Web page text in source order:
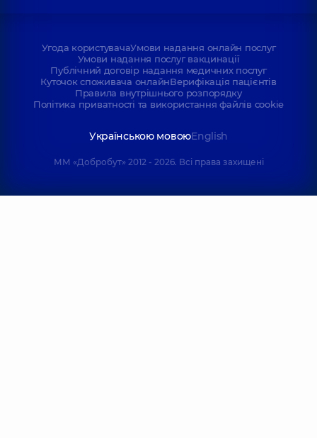
Угода користувачаУмови надання онлайн послуг
Умови надання послуг вакцинації
Публічний договір надання медичних послуг
Куточок споживача онлайнВерифікація пацієнтів
Правила внутрішнього розпорядку
Політика приватності та використання файлів cookie
Українською мовоюEnglish
ММ «Добробут» 2012 - 2026. Всі права захищені